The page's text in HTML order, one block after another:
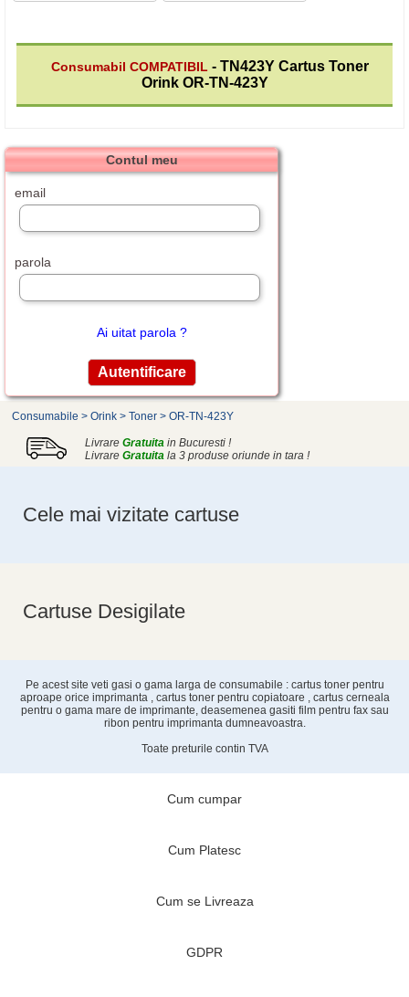
Consumabil COMPATIBIL - TN423Y Cartus Toner
Orink OR-TN-423Y
Contul meu
email
parola
Ai uitat parola ?
Consumabile > Orink > Toner > OR-TN-423Y
Livrare Gratuita in Bucuresti !
Livrare Gratuita la 3 produse oriunde in tara !
Cele mai vizitate cartuse
Cartuse Desigilate
Pe acest site veti gasi o gama larga de consumabile : cartus toner pentru
aproape orice imprimanta , cartus toner pentru copiatoare , cartus cerneala
pentru o gama mare de imprimante, deasemenea gasiti film pentru fax sau
ribon pentru imprimanta dumneavoastra.
Toate preturile contin TVA
Cum cumpar
Cum Platesc
Cum se Livreaza
GDPR